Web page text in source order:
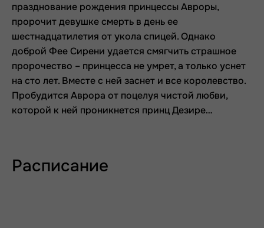
празднование рождения принцессы Авроры,
пророчит девушке смерть в день ее
шестнадцатилетия от укола спицей. Однако
доброй Фее Сирени удается смягчить страшное
пророчество – принцесса не умрет, а только уснет
на сто лет. Вместе с ней заснет и все королевство.
Пробудится Аврора от поцелуя чистой любви,
которой к ней проникнется принц Дезире…
Расписание